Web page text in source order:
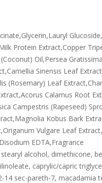
Protein Extract,Copper
Oil,Persea
Sinensis Leaf
(Rosemary) Leaf
Calamus Root
Campestris (Rapeseed)
Kobus Bark
Vulgare Leaf
EDTA,Fragrance
alcohol, dimethicone,
caprylic/capric
14 sec-pareth-7,